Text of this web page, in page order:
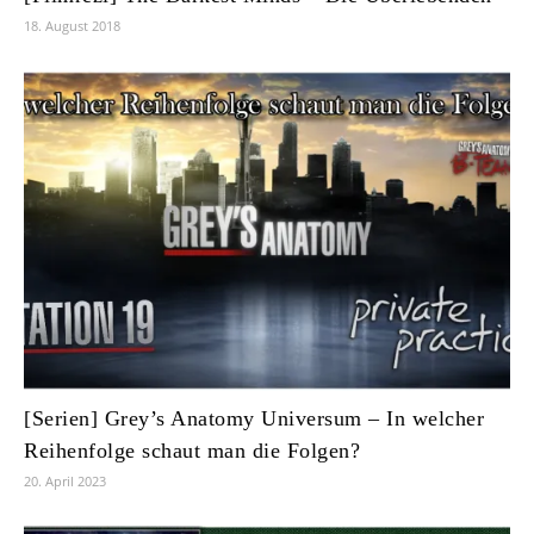
18. August 2018
[Serien] Grey’s Anatomy Universum – In welcher
Reihenfolge schaut man die Folgen?
20. April 2023